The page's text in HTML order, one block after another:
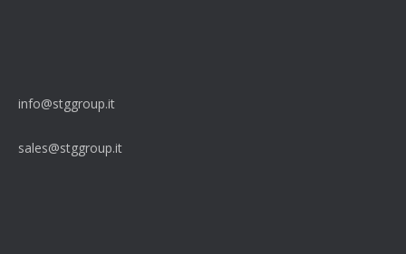
info@stggroup.it
sales@stggroup.it